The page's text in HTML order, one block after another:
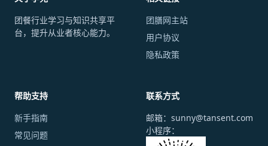
团餐行业学习与知识共享平
台，提升从业者核心能力。
团膳网主站
用户协议
隐私政策
帮助支持
新手指南
常见问题
联系方式
邮箱：sunny@tansent.com
小程序：